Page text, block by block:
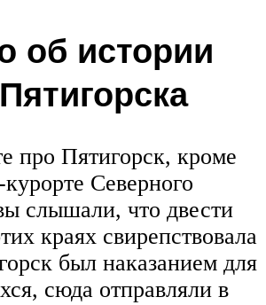
об истории
про Пятигорск, кроме
Северного
слышали, что двести
краях свирепствовала
был наказанием для
сюда отправляли в